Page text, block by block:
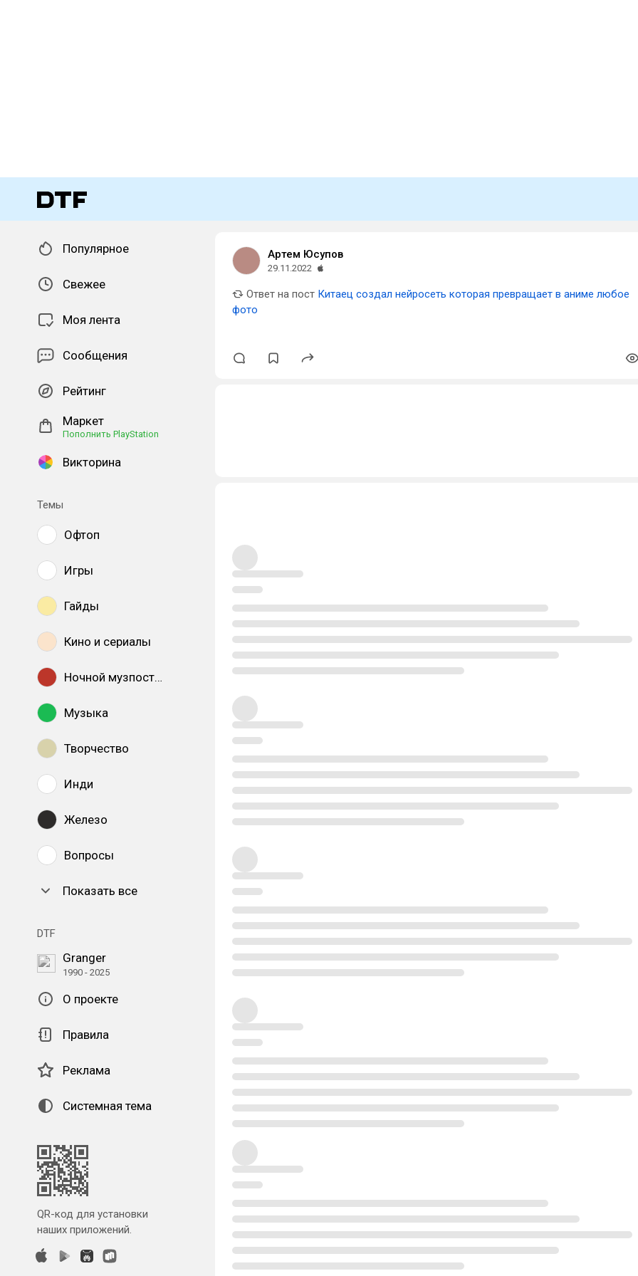
Популярное
Свежее
Моя лента
Сообщения
Рейтинг
Маркет
Пополнить PlayStation
Викторина
Темы
Офтоп
Игры
Гайды
Кино и сериалы
Ночной музпостинг
Музыка
Творчество
Инди
Железо
Вопросы
Показать все
DTF
Granger
1990 - 2025
О проекте
Правила
Реклама
Системная тема
QR-код для установки
наших приложений.
Артем Юсупов
29.11.2022
Ответ на пост Китаец создал нейросеть которая превращает в аниме любое
фото